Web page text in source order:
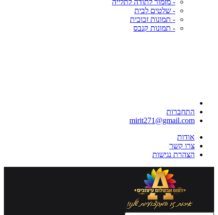
- מזמור לתודה לתלייה
- שלטים לבית
- תמונות זכוכית
- תמונות קנבס
התחברות
mirit271@gmail.com
אודות
צרו קשר
הצהרת נגישות